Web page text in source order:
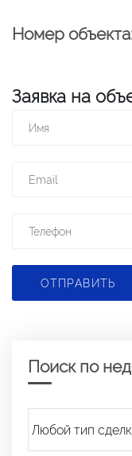
Номер
Заявка на
ОТПРАВИТЬ
Поиск по